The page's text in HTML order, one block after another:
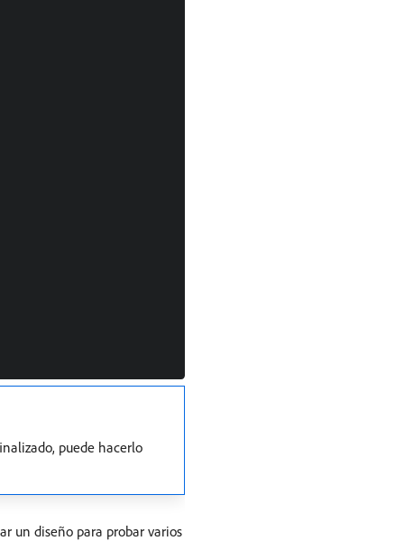
puede hacerlo
un diseño para probar varios